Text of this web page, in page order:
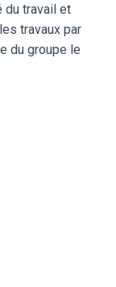
travail et
travaux par
du groupe le